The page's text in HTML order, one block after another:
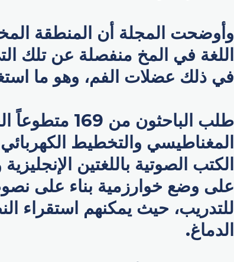
وأوضحت المجلة أن المنطقة
اللغة في المخ منفصلة عن تلك
في ذلك عضلات الفم، وهو ما
طلب الباحثون
المغناطيسي والتخطيط الكهربائي
الكتب الصوتية باللغتين
على وضع خوارزمية بناء على
للتدريب، حيث يمكنهم
الدماغ.